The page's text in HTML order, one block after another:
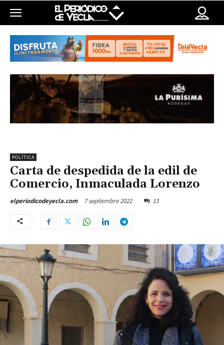
POLÍTICA
Carta de despedida de la edil de
Comercio, Inmaculada Lorenzo
elperiodicodeyecla.com 7 septiembre 2022 13